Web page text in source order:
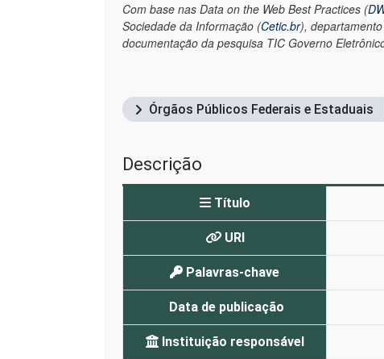
Com base nas Data on the Web Best Practices (
Sociedade da Informação (Cetic.br),
documentação da pesquisa TIC Governo
Órgãos Públicos Federais e Estaduais
Descrição
Título
URI
Palavras-chave
Data de publicação
Instituição responsável